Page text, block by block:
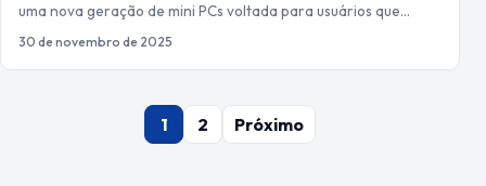
uma nova geração de mini PCs voltada para usuários que…
30 de novembro de 2025
1 2 Próximo